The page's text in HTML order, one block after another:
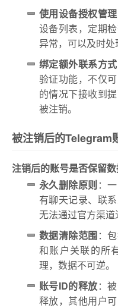
使用设备授权管理
设备列表，定期
异常，可以及时处
绑定额外联系方式
验证功能，不仅
的情况下接收到
被注销。
被注销后的Telegram
注销后的账号是否保留
永久删除原则 ：
有聊天记录、联
无法通过官方渠道
数据清除范围：
和账户关联的所
理，数据不可逆。
账号ID的释放：
释放，其他用户